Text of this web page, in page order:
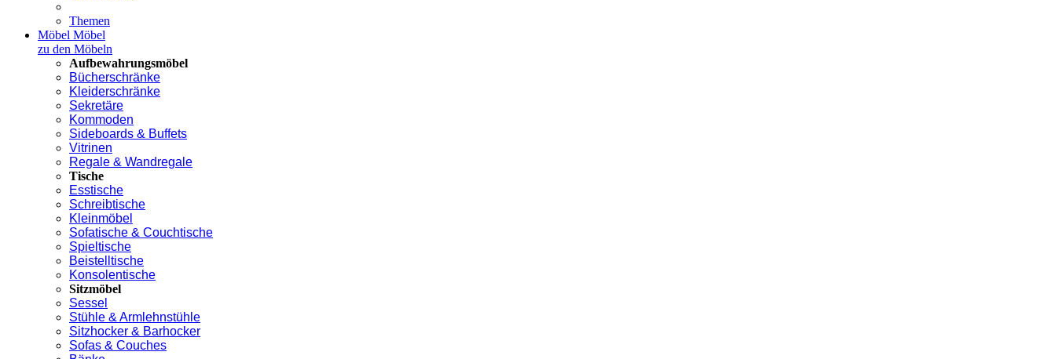
Themen
Möbel Möbel
zu den Möbeln
Aufbewahrungsmöbel
Bücherschränke
Kleiderschränke
Sekretäre
Kommoden
Sideboards & Buffets
Vitrinen
Regale & Wandregale
Tische
Esstische
Schreibtische
Kleinmöbel
Sofatische & Couchtische
Spieltische
Beistelltische
Konsolentische
Sitzmöbel
Sessel
Stühle & Armlehnstühle
Sitzhocker & Barhocker
Sofas & Couches